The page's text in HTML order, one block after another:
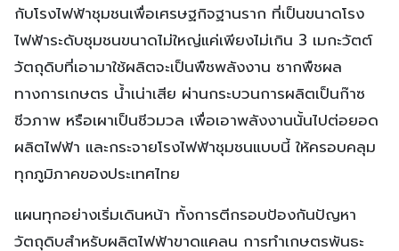
กับโรงไฟฟ้าชุมชนเพื่อเศรษฐกิจฐานราก ที่เป็นขนาดโรง
ไฟฟ้าระดับชุมชนขนาดไม่ใหญ่แค่เพียงไม่เกิน 3 เมกะวัตต์
วัตถุดิบที่เอามาใช้ผลิตจะเป็นพืชพลังงาน ซากพืชผล
ทางการเกษตร น้ำเน่าเสีย ผ่านกระบวนการผลิตเป็นก๊าซ
ชีวภาพ หรือเผาเป็นชีวมวล เพื่อเอาพลังงานนั้นไปต่อยอด
ผลิตไฟฟ้า และกระจายโรงไฟฟ้าชุมชนแบบนี้ ให้ครอบคลุม
ทุกภูมิภาคของประเทศไทย
แผนทุกอย่างเริ่มเดินหน้า ทั้งการตีกรอบป้องกันปัญหา
วัตถุดิบสำหรับผลิตไฟฟ้าขาดแคลน การทำเกษตรพันธะ